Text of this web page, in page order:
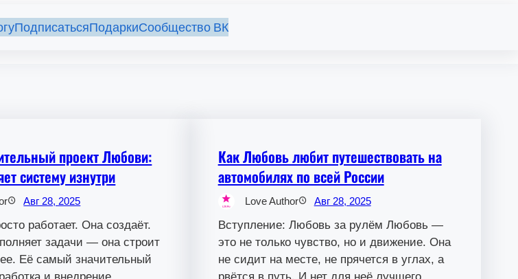
ПодписатьсяПодаркиСообщество ВК
проект Любови:
систему изнутри
Авг 28, 2025
работает. Она создаёт.
задачи — она строит
Её самый значительный
Как Любовь любит путешествовать на
автомобилях по всей России
Love Author Авг 28, 2025
Вступление: Любовь за рулём Любовь —
это не только чувство, но и движение. Она
не сидит на месте, не прячется в углах, а